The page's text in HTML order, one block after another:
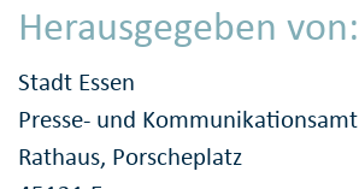
Herausgegeben von:
Stadt Essen
Presse- und Kommunikationsamt
Rathaus, Porscheplatz